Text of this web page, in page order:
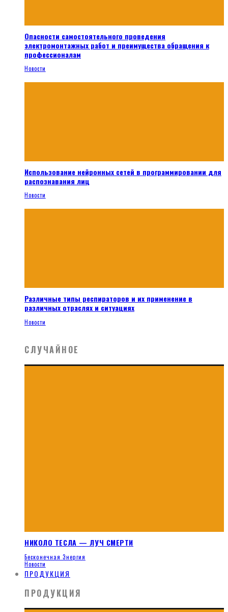
Опасности самостоятельного проведения
электромонтажных работ и преимущества обращения к
профессионалам
Новости
Использование нейронных сетей в программировании для
распознавания лиц
Новости
Различные типы респираторов и их применение в
различных отраслях и ситуациях
Новости
СЛУЧАЙНОЕ
НИКОЛО ТЕСЛА — ЛУЧ СМЕРТИ
Бесконечная Энергия
Новости
ПРОДУКЦИЯ
ПРОДУКЦИЯ